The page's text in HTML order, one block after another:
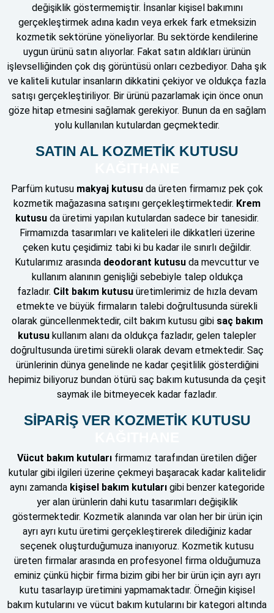
değişiklik göstermemiştir. İnsanlar kişisel bakımını
gerçekleştirmek adına kadın veya erkek fark etmeksizin
kozmetik sektörüne yöneliyorlar. Bu sektörde kendilerine
uygun ürünü satın alıyorlar. Fakat satın aldıkları ürünün
işlevselliğinden çok dış görüntüsü onları cezbediyor. Daha şık
ve kaliteli kutular insanların dikkatini çekiyor ve oldukça fazla
satışı gerçekleştiriliyor. Bir ürünü pazarlamak için önce onun
göze hitap etmesini sağlamak gerekiyor. Bunun da en sağlam
yolu kullanılan kutulardan geçmektedir.
SATIN AL KOZMETİK KUTUSU
Parfüm kutusu makyaj kutusu da üreten firmamız pek çok
kozmetik mağazasına satışını gerçekleştirmektedir. Krem
kutusu da üretimi yapılan kutulardan sadece bir tanesidir.
Firmamızda tasarımları ve kaliteleri ile dikkatleri üzerine
çeken kutu çeşidimiz tabi ki bu kadar ile sınırlı değildir.
Kutularımız arasında deodorant kutusu da mevcuttur ve
kullanım alanının genişliği sebebiyle talep oldukça
fazladır. Cilt bakım kutusuüretimlerimiz de hızla devam
etmekte ve büyük firmaların talebi doğrultusunda sürekli
olarak güncellenmektedir, cilt bakım kutusu gibi saç bakım
kutusu kullanım alanı da oldukça fazladır, gelen talepler
doğrultusunda üretimi sürekli olarak devam etmektedir. Saç
ürünlerinin dünya genelinde ne kadar çeşitlilik gösterdiğini
hepimiz biliyoruz bundan ötürü saç bakım kutusunda da çeşit
saymak ile bitmeyecek kadar fazladır.
SİPARİŞ VER KOZMETİK KUTUSU
Vücut bakım kutuları firmamız tarafından üretilen diğer
kutular gibi ilgileri üzerine çekmeyi başaracak kadar kalitelidir
aynı zamanda kişisel bakım kutularıgibi benzer kategoride
yer alan ürünlerin dahi kutu tasarımları değişiklik
göstermektedir. Kozmetik alanında var olan her bir ürün için
ayrı ayrı kutu üretimi gerçekleştirerek dilediğiniz kadar
seçenek oluşturduğumuza inanıyoruz. Kozmetik kutusu
üreten firmalar arasında en profesyonel firma olduğumuza
eminiz çünkü hiçbir firma bizim gibi her bir ürün için ayrı ayrı
kutu tasarlayıp üretimini yapmamaktadır. Örneğin kişisel
bakım kutularını ve vücut bakım kutularını bir kategori altında